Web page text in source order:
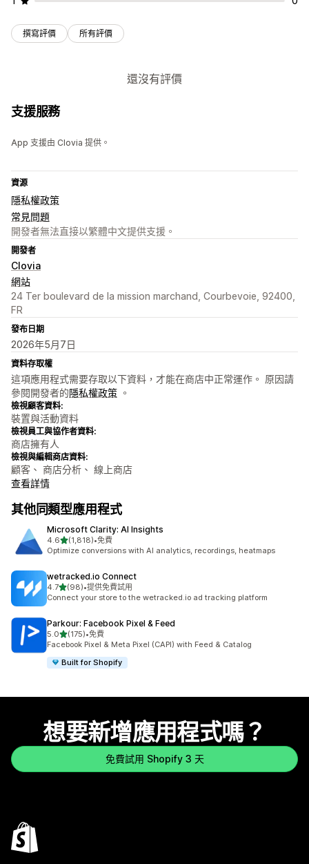
撰寫評價 所有評價
還沒有評價
支援服務
App 支援由 Clovia 提供。
資源
隱私權政策
常見問題
開發者無法直接以繁體中文提供支援。
開發者
Clovia
網站
24 Ter boulevard de la mission marchand, Courbevoie, 92400,
FR
發布日期
2026年5月7日
資料存取權
這項應用程式需要存取以下資料，才能在商店中正常運作。 原因請
參閱開發者的隱私權政策 。
檢視顧客資料:
裝置與活動資料
檢視員工與協作者資料:
商店擁有人
檢視與編輯商店資料:
顧客、 商店分析、 線上商店
查看詳情
其他同類型應用程式
Microsoft Clarity: AI Insights
4.6滿分 5 顆星
(1,818)
共有 1818 則評價
•免費
Optimize conversions with AI analytics, recordings, heatmaps
wetracked.io Connect
4.7滿分 5 顆星
(98)
共有 98 則評價
•提供免費試用
Connect your store to the wetracked.io ad tracking platform
Parkour: Facebook Pixel & Feed
5.0滿分 5 顆星
(175)
共有 175 則評價
•免費
Facebook Pixel & Meta Pixel (CAPI) with Feed & Catalog
Built for Shopify
想要新增應用程式嗎？
免費試用 Shopify 3 天